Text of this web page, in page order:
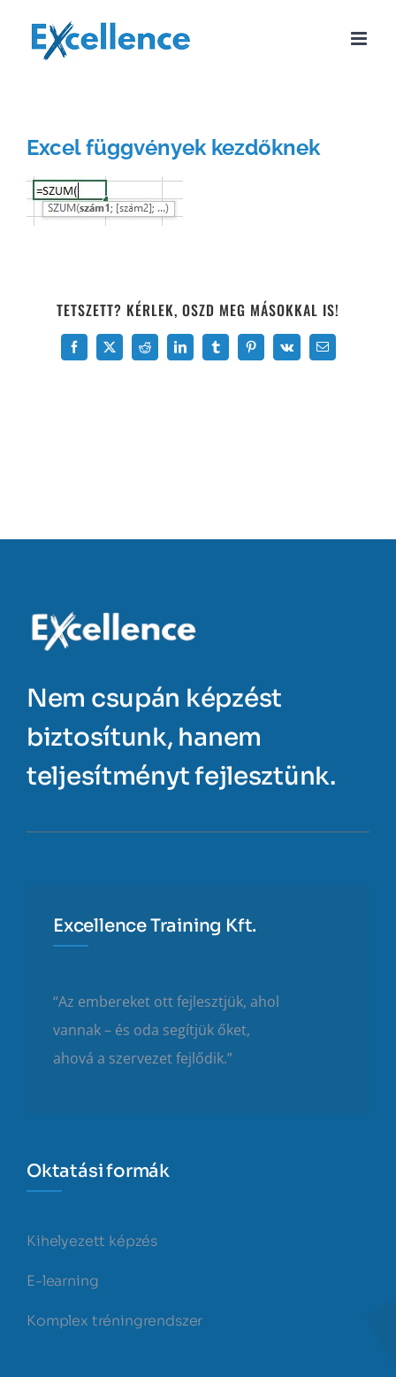
Excel függvények kezdőknek
TETSZETT? KÉRLEK, OSZD MEG MÁSOKKAL IS!
Facebook
X Reddit LinkedInTumblrPinterest
Vk Email:
Nem csupán képzést
biztosítunk, hanem
teljesítményt fejlesztünk.
Excellence Training Kft.
“Az embereket ott fejlesztjük, ahol
vannak – és oda segítjük őket,
ahová a szervezet fejlődik.”
Oktatási formák
Kihelyezett képzés
E-learning
Komplex tréningrendszer